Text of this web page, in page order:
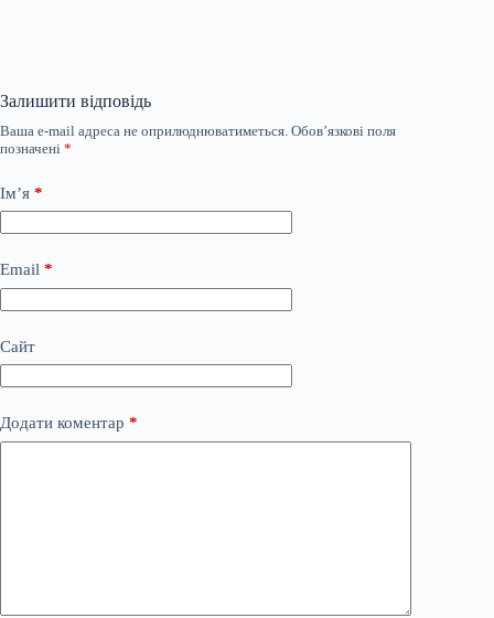
Залишити відповідь
Ваша e-mail адреса не оприлюднюватиметься. Обов’язкові поля
позначені *
Ім’я *
Email *
Сайт
Додати коментар *